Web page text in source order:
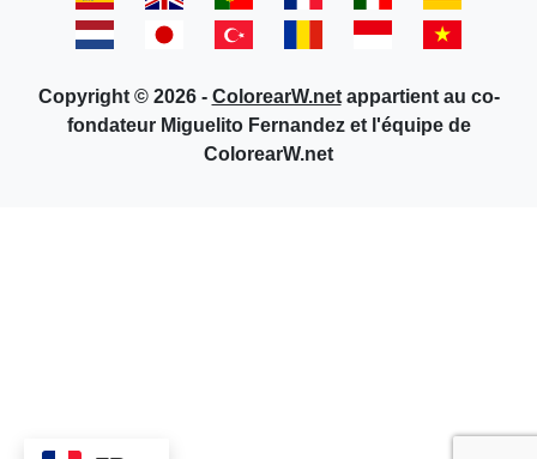
Copyright © 2026 - ColorearW.netappartient au co-
fondateur Miguelito Fernandez et l'équipe de
ColorearW.net